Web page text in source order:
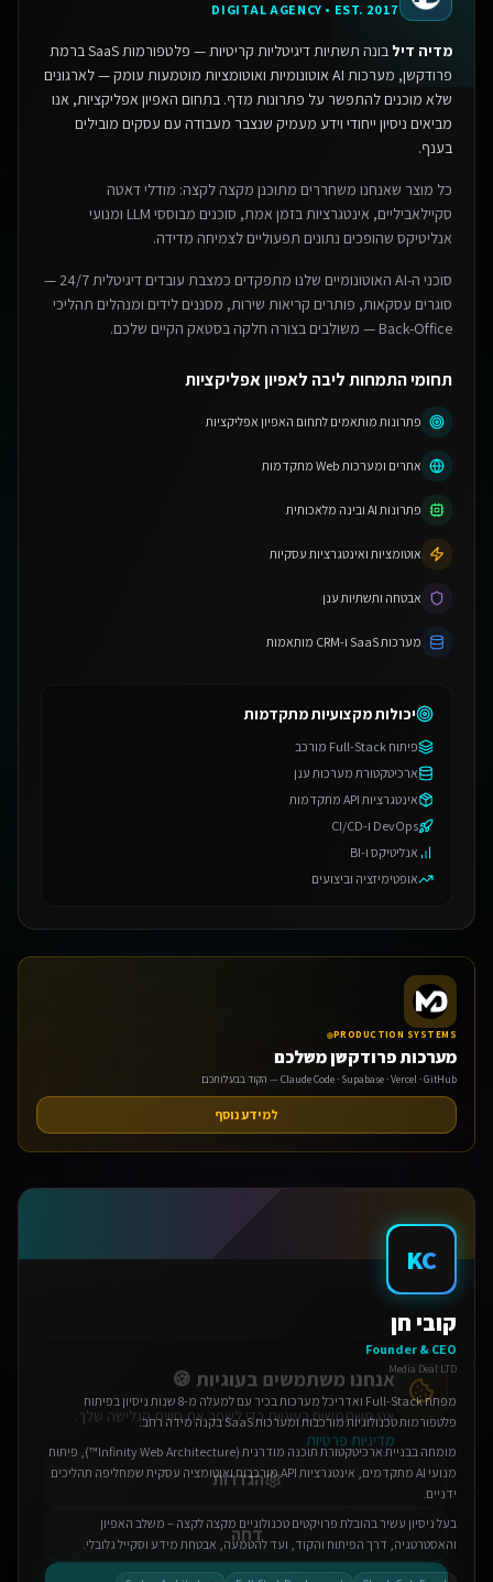
DIGITAL AGENCY • EST. 2017
מדיה דיל
בונה תשתיות דיגיטליות קריטיות — פלטפורמות SaaS ברמת
פרודקשן, מערכות AI אוטונומיות ואוטומציות מוטמעות עומק — לארגונים
שלא מוכנים להתפשר על פתרונות מדף. בתחום האפיון אפליקציות, אנו
מביאים ניסיון ייחודי וידע מעמיק שנצבר מעבודה עם עסקים מובילים
בענף.
כל מוצר שאנחנו משחררים מתוכנן מקצה לקצה: מודלי דאטה
סקיילאביליים, אינטגרציות בזמן אמת, סוכנים מבוססי LLM ומנועי
אנליטיקס שהופכים נתונים תפעוליים לצמיחה מדידה.
סוכני ה-AI האוטונומיים שלנו מתפקדים כמצבת עובדים דיגיטלית 24/7 —
סוגרים עסקאות, פותרים קריאות שירות, מסננים לידים ומנהלים תהליכי
Back-Office — משולבים בצורה חלקה בסטאק הקיים שלכם.
תחומי התמחות ליבה לאפיון אפליקציות
פתרונות מותאמים לתחום האפיון אפליקציות
אתרים ומערכות Web מתקדמות
פתרונות AI ובינה מלאכותית
אוטומציות ואינטגרציות עסקיות
אבטחה ותשתיות ענן
מערכות SaaS ו-CRM מותאמות
יכולות מקצועיות מתקדמות
פיתוח Full-Stack מורכב
ארכיטקטורת מערכות ענן
אינטגרציות API מתקדמות
DevOps ו-CI/CD
אנליטיקס ו-BI
אופטימיזציה וביצועים
PRODUCTION SYSTEMS
מערכות פרודקשן משלכם
Claude Code · Supabase · Vercel · GitHub — הקוד בבעלותכם
למידע נוסף
KC
קובי חן
Founder & CEO
Media Deal LTD
מפתח Full-Stack ואדריכל מערכות בכיר עם למעלה מ-8 שנות ניסיון בפיתוח
פלטפורמות טכנולוגיות מורכבות ומערכות SaaS בקנה מידה רחב.
מומחה בבניית ארכיטקטורת תוכנה מודרנית (Infinity Web Architecture™), פיתוח
מנועי AI מתקדמים, אינטגרציות API מורכבות ואוטומציה עסקית שמחליפה תהליכים
ידניים.
בעל ניסיון עשיר בהובלת פרויקטים טכנולוגיים מקצה לקצה – משלב האפיון
והאסטרטגיה, דרך הפיתוח והקוד, ועד להטמעה, אבטחת מידע וסקייל גלובלי.
אנחנו משתמשים בעוגיות 🍪
אנו משתמשים בעוגיות כדי לשפר את חווית הגלישה שלך.
מדיניות פרטיות
הגדרות
דחה